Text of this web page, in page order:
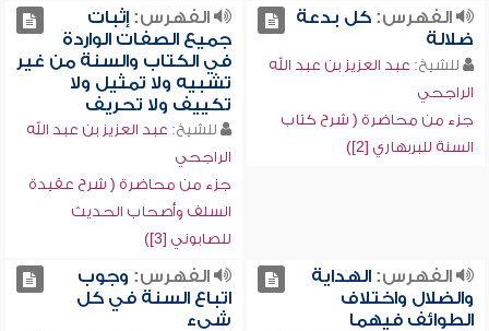
الفهرس:كل بدعة
ضلالة
للشيخ: عبد العزيز بن عبد الله
الراجحي
جزء من محاضرة ( شرح كتاب
السنة للبربهاري [2])
الفهرس:إثبات
جميع الصفات الواردة
في الكتاب والسنة من غير
تشبيه ولا تمثيل ولا
تكييف ولا تحريف
للشيخ: عبد العزيز بن عبد الله
الراجحي
جزء من محاضرة ( شرح عقيدة
السلف وأصحاب الحديث
للصابوني [3])
الفهرس:الهداية
والضلال واختلاف
الطوائف فيهما
الفهرس: وجوب
اتباع السنة في كل
شيء